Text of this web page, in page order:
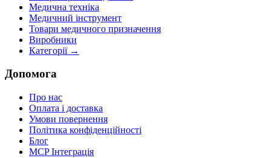
Медична техніка
Медичний інструмент
Товари медичного призначення
Виробники
Категорії →
Допомога
Про нас
Оплата і доставка
Умови повернення
Політика конфіденційності
Блог
MCP Інтеграція